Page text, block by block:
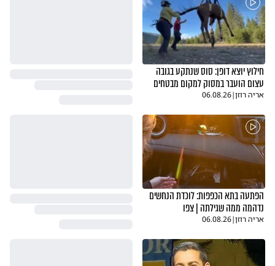
חילוץ יוצא דופן: סוס שנתקע בגובה
עצום הועבר במסוק למקום מבטחים
אריה רוזן|
06.08.26
הפתעה בתא הכפפות: לוכדת הנחשים
נדהמה ממה שגילתה | צפו
אריה רוזן|
06.08.26